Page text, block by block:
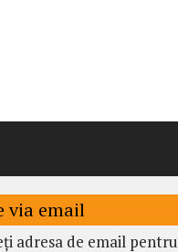
via email
adresa de email pentru